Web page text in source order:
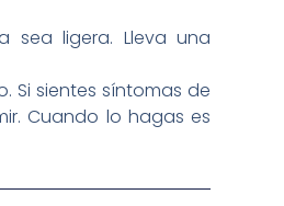
ligera. Lleva una
Si sientes síntomas de
Cuando lo hagas es